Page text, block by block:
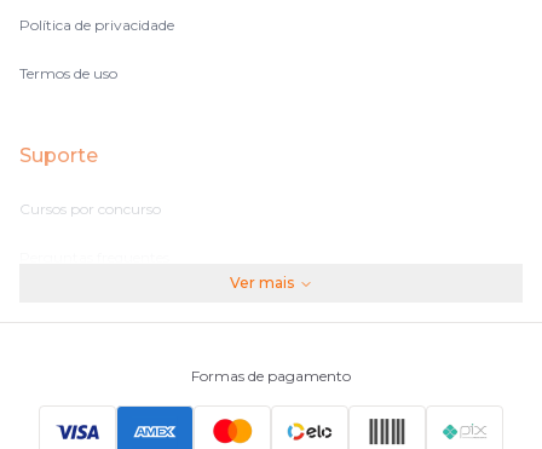
Política de privacidade
Termos de uso
Suporte
Cursos por concurso
Principais Concursos
Ver mais
Formas de pagamento